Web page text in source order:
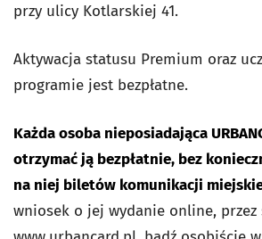
przy ulicy Kotlarskiej 41.
Aktywacja statusu Premium oraz
programie jest bezpłatne.
Każda osoba nieposiadająca
otrzymać ją bezpłatnie, bez
na niej biletów komunikacji
wniosek o jej wydanie online, przez